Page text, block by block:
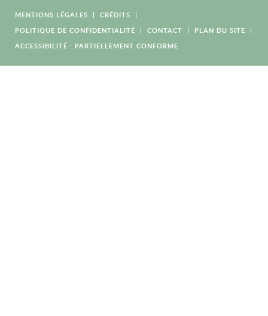
MENTIONS LÉGALES
CRÉDITS
POLITIQUE DE CONFIDENTIALITÉ
CONTACT
PLAN DU SITE
ACCESSIBILITÉ : PARTIELLEMENT CONFORME